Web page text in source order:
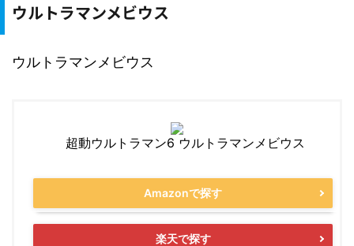
ウルトラマンメビウス
ウルトラマンメビウス
超動ウルトラマン6 ウルトラマンメビウス
Amazonで探す
楽天で探す